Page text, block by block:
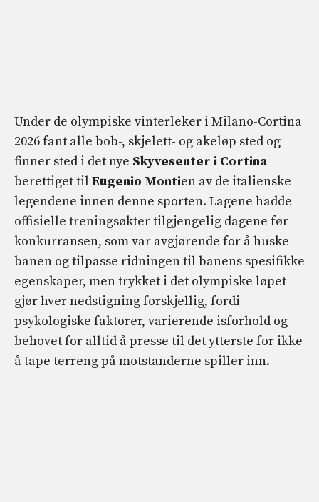
Under de olympiske vinterleker i Milano-Cortina
2026 fant alle bob-, skjelett- og akeløp sted og
finner sted i det nye Skyvesenter i Cortina
berettiget til Eugenio Montien av de italienske
legendene innen denne sporten. Lagene hadde
offisielle treningsøkter tilgjengelig dagene før
konkurransen, som var avgjørende for å huske
banen og tilpasse ridningen til banens spesifikke
egenskaper, men trykket i det olympiske løpet
gjør hver nedstigning forskjellig, fordi
psykologiske faktorer, varierende isforhold og
behovet for alltid å presse til det ytterste for ikke
å tape terreng på motstanderne spiller inn.